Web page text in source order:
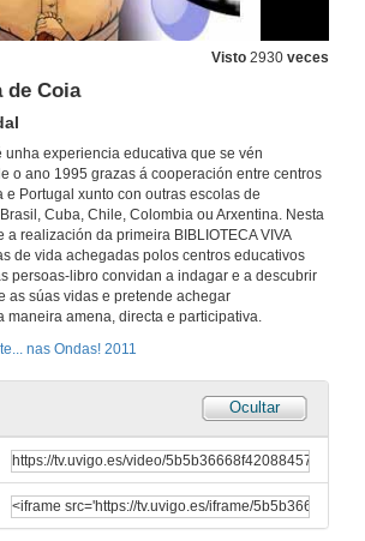
Visto 2930 veces
de Coia
unha experiencia educativa que se vén
o ano 1995 grazas á cooperación entre centros
e Portugal xunto con outras escolas de
Cuba, Chile, Colombia ou Arxentina. Nesta
a realización da primeira BIBLIOTECA VIVA
de vida achegadas polos centros educativos
persoas-libro convidan a indagar e a descubrir
as súas vidas e pretende achegar
maneira amena, directa e participativa.
nas Ondas! 2011
Ocultar
Fundación Eduardo Pondal
25 de maio de 2011
Non des a esquecemento (Módulo 2)
Serraçao da Velha
Escola EB 2,3/S de Caminha
23 de maio de 2011
Libros vivos de Salvaterra
25 de maio de 2011
IES San Rosendo Mondoñedo
25 de maio de 2011
César Fernández: o mellor trompeiro